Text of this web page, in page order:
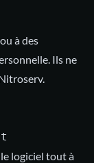
à des
Ils ne
logiciel tout à